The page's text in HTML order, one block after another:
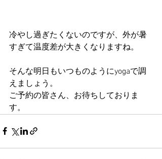
冷やし過ぎたくないのですが、外が暑
すぎて温度差が大きくなりますね。
そんな明日もいつものようにyogaで調
えましょう。
ご予約の皆さん、お待ちしておりま
す。